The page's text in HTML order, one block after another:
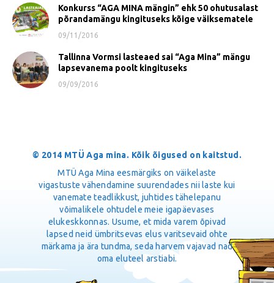
Konkurss “AGA MINA mängin” ehk 50 ohutusalast
põrandamängu kingituseks kõige väiksematele
09/11/2016
Tallinna Vormsi lasteaed sai “Aga Mina” mängu
lapsevanema poolt kingituseks
09/09/2016
© 2014 MTÜ Aga mina. Kõik õigused on kaitstud.
MTÜ Aga Mina eesmärgiks on väikelaste
vigastuste vähendamine suurendades nii laste kui
vanemate teadlikkust, juhtides tähelepanu
võimalikele ohtudele meie igapäevases
elukeskkonnas. Usume, et mida varem õpivad
lapsed neid ümbritsevas elus varitsevaid ohte
märkama ja ära tundma, seda harvem vajavad nad
oma eluteel arstiabi.